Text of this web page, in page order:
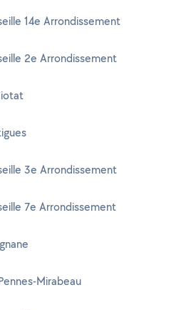
14e Arrondissement
2e Arrondissement
3e Arrondissement
7e Arrondissement
Mirabeau